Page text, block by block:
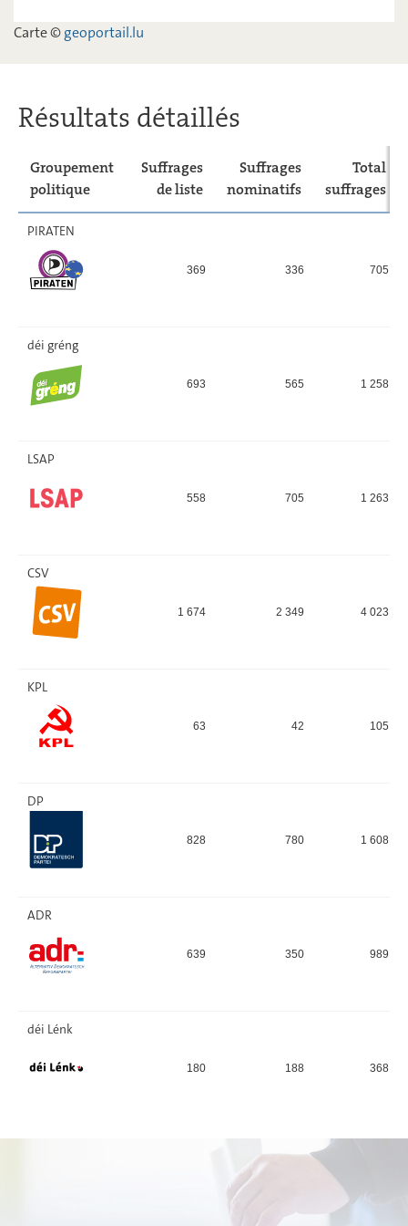
déi Lénk 3,57
Carte ©geoportail.lu
Résultats détaillés
Groupement
politique
Suffrages
de liste
Suffrages
nominatifs
Total
suffrages
PIRATEN
369 336 705
déi gréng
693 565 1 258
LSAP
558 705 1 263
CSV
1 674 2 349 4 023
KPL
63 42 105
DP
828 780 1 608
ADR
639 350 989
déi Lénk
180 188 368